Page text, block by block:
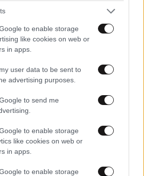
to enable storage
like cookies on web or
in apps.
user data to be sent to
advertising purposes.
to send me
to enable storage
like cookies on web or
in apps.
to enable storage
«Δεν πιστεύω στον
του ανθρώπου»